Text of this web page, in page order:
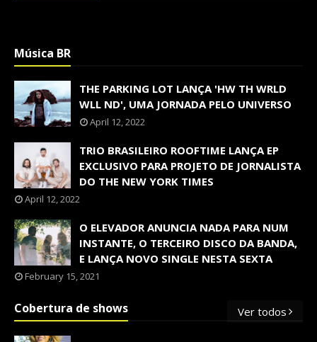
Música BR
THE PARKING LOT LANÇA 'HW TH WRLD
WLL ND', UMA JORNADA PELO UNIVERSO
April 12, 2022
TRIO BRASILEIRO ROOFTIME LANÇA EP
EXCLUSIVO PARA PROJETO DE JORNALISTA
DO THE NEW YORK TIMES
April 12, 2022
O ELEVADOR ANUNCIA NADA PARA NUM
INSTANTE, O TERCEIRO DISCO DA BANDA,
E LANÇA NOVO SINGLE NESTA SEXTA
February 15, 2021
Cobertura de shows Ver todos